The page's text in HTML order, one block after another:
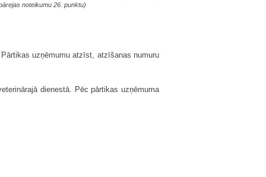
noteikumu 26. punktu)
uzņēmumu atzīst, atzīšanas numuru
dienestā. Pēc pārtikas uzņēmuma